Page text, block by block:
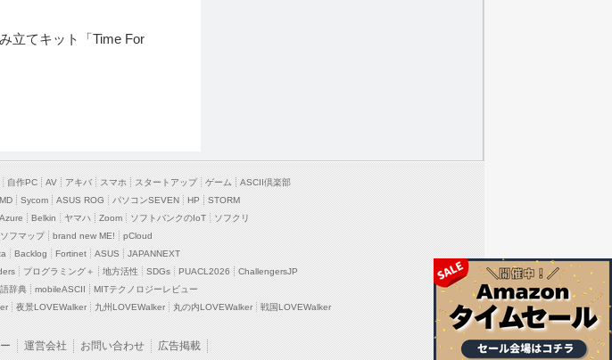
立てキット「Time For
自作PC AV アキバ スマホ スタートアップ ゲーム
ASCII倶楽部
Sycom ASUS ROG パソコンSEVEN HP
STORM
Azure Belkin ヤマハ Zoom ソフトバンクのIoT
ソフクリ
ソフマップ brand new ME!
pCloud
Backlog Fortinet ASUS
JAPANNEXT
プログラミング＋ 地方活性 SDGs PUACL2026
ChallengersJP
辞典 mobileASCII
MITテクノロジーレビュー
夜景LOVEWalker 九州LOVEWalker 丸の内LOVEWalker 戦国LOVEWalker
運営会社 お問い合わせ 広告掲載